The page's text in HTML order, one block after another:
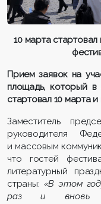
10 марта
Прием заявок на
площадь, который
стартовал 10 марта
Заместитель
руководителя
и массовым
что гостей
литературный
страны: «В этом
раз и вновь